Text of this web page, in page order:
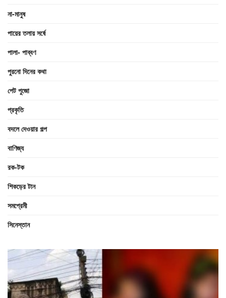
না-মানুষ
পায়ের তলায় সর্ষে
পালা- পাব্বণ
পুরনো দিনের কথা
পেট পুজো
প্রকৃতি
বদলে দেওয়ার গল্প
বাণিজ্য
রক-টক
শিকড়ের টান
সমপ্রেমী
সিনেস্তান